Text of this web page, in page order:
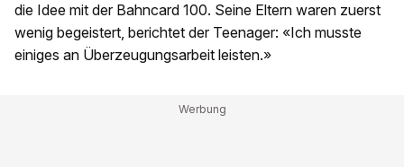
die Idee mit der Bahncard 100. Seine Eltern waren zuerst
wenig begeistert, berichtet der Teenager: «Ich musste
einiges an Überzeugungsarbeit leisten.»